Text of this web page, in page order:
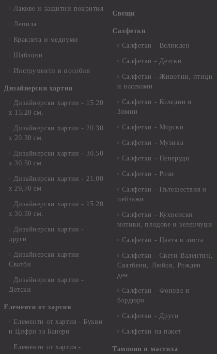
Лакове и защитни покрития
Лепила
Краклета и медиуми
Шаблони
Инструменти и пособия
Дизайнерски хартии
Дизайнерски хартии - 15.20
х 15.20 см.
Дизайнерски хартии - 20.30
х 20.30 см.
Дизайнерски хартии - 30.50
х 30.50 см.
Дизайнерски хартии - 21,00
х 29,70 см
Дизайнерски хартии - 15.20
x 30.50 см.
Дизайнерски хартии -
други
Дизайнерски хартии -
Сватби
Дизайнерски хартии -
Детски
Елементи от хартия
Елементи от хартия - Букви
и Цифри за Банери
Елементи от хартия -
Свещи
Салфетки
Салфетки - Великден
Салфетки - Детски
Салфетки - Животни, птици
и насекоми
Салфетки - Коледни и
Зимни
Салфетки - Морски
Салфетки - Музика
Салфетки - Пеперуди
Салфетки - Рози
Салфетки - Пътешествия и
пейзажи
Салфетки - Кухненски
мотиви, плодове и зеленчуци
Салфетки - Цветя и листа
Салфетки - Свети Валентин,
Сватбени, Любов, Рожден
ден
Салфетки - Фонове и
бордюри
Салфетки - Други
Салфетки на пакет
Тампони и мастила